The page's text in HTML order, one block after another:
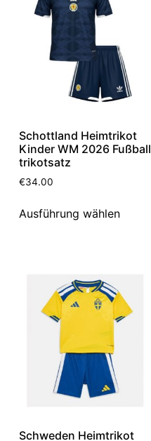
Schottland Heimtrikot
Kinder WM 2026 Fußball
trikotsatz
€34.00
Ausführung wählen
Schweden Heimtrikot